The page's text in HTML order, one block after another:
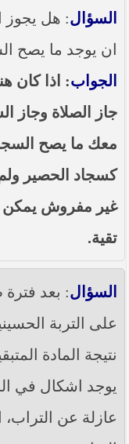
السؤال: هل يجوز
ان يوجد ما يصح
الجواب: اذا كان
جاز الصلاة وجاز
معك ما يصح
كسجاد الحصير
غير مفروش يمكن
تقية.
السؤال: بعد فترة
على التربة
نتيجة المادة
يوجد اشكال في
عازلة عن